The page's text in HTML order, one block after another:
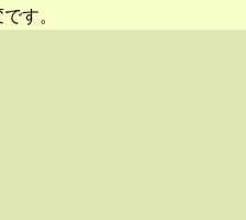
す。